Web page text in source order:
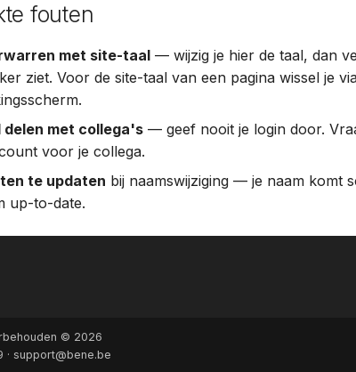
fouten
met site-taal — wijzig je hier de taal, dan
ziet. Voor de site-taal van een pagina wissel je
met collega's — geef nooit je login door.
voor je collega.
te updaten bij naamswijziging — je naam komt
up-to-date.
© 2026
· support@bene.be